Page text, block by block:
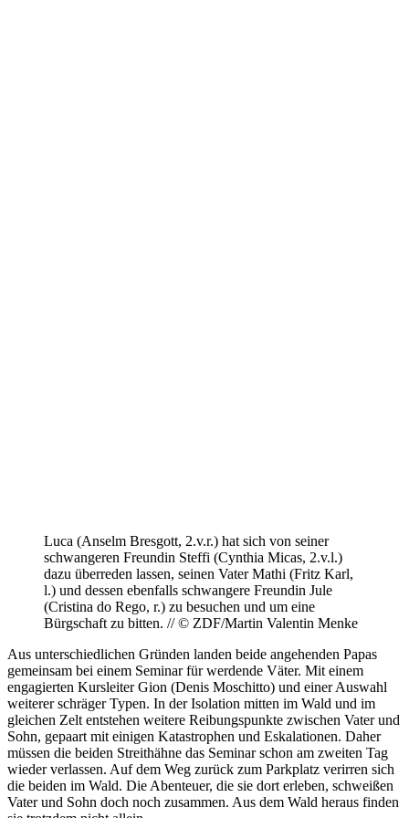
Luca (Anselm Bresgott, 2.v.r.) hat sich von seiner
schwangeren Freundin Steffi (Cynthia Micas, 2.v.l.)
dazu überreden lassen, seinen Vater Mathi (Fritz Karl,
l.) und dessen ebenfalls schwangere Freundin Jule
(Cristina do Rego, r.) zu besuchen und um eine
Bürgschaft zu bitten. // © ZDF/Martin Valentin Menke
Aus unterschiedlichen Gründen landen beide angehenden Papas
gemeinsam bei einem Seminar für werdende Väter. Mit einem
engagierten Kursleiter Gion (Denis Moschitto) und einer Auswahl
weiterer schräger Typen. In der Isolation mitten im Wald und im
gleichen Zelt entstehen weitere Reibungspunkte zwischen Vater und
Sohn, gepaart mit einigen Katastrophen und Eskalationen. Daher
müssen die beiden Streithähne das Seminar schon am zweiten Tag
wieder verlassen. Auf dem Weg zurück zum Parkplatz verirren sich
die beiden im Wald. Die Abenteuer, die sie dort erleben, schweißen
Vater und Sohn doch noch zusammen. Aus dem Wald heraus finden